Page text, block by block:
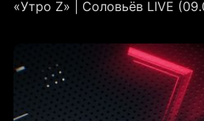
«Утро Z» | Соловьёв LIVE